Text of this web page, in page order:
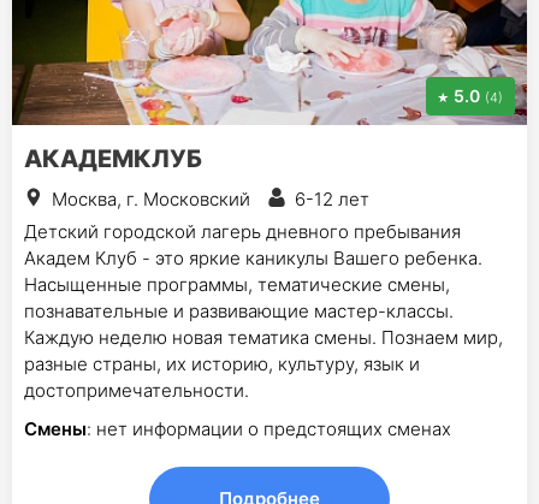
5.0 (4)
АКАДЕМКЛУБ
Москва, г. Московский
6-12 лет
Детский городской лагерь дневного пребывания
Академ Клуб - это яркие каникулы Вашего ребенка.
Насыщенные программы, тематические смены,
познавательные и развивающие мастер-классы.
Каждую неделю новая тематика смены. Познаем мир,
разные страны, их историю, культуру, язык и
достопримечательности.
Смены: нет информации о предстоящих сменах
Подробнее